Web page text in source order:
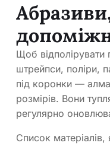
Щоб відполірувати
штрейпси, поліри,
під коронки —
розмірів. Вони
регулярно
Список матеріалів,